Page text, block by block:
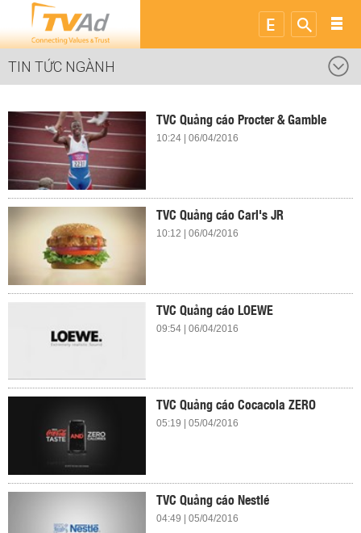
TIN TỨC NGÀNH
TVC Quảng cáo Procter & Gamble
10:24 | 06/04/2016
TVC Quảng cáo Carl's JR
10:12 | 06/04/2016
TVC Quảng cáo LOEWE
09:54 | 06/04/2016
TVC Quảng cáo Cocacola ZERO
05:19 | 05/04/2016
TVC Quảng cáo Nestlé
04:49 | 05/04/2016